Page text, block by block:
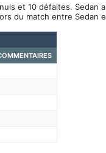
et 10 défaites.
du match entre Sedan